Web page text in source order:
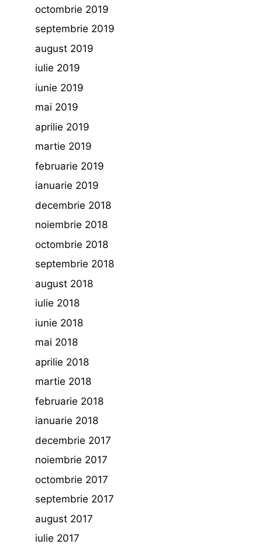
octombrie 2019
septembrie 2019
august 2019
iulie 2019
iunie 2019
mai 2019
aprilie 2019
martie 2019
februarie 2019
ianuarie 2019
decembrie 2018
noiembrie 2018
octombrie 2018
septembrie 2018
august 2018
iulie 2018
iunie 2018
mai 2018
aprilie 2018
martie 2018
februarie 2018
ianuarie 2018
decembrie 2017
noiembrie 2017
octombrie 2017
septembrie 2017
august 2017
iulie 2017